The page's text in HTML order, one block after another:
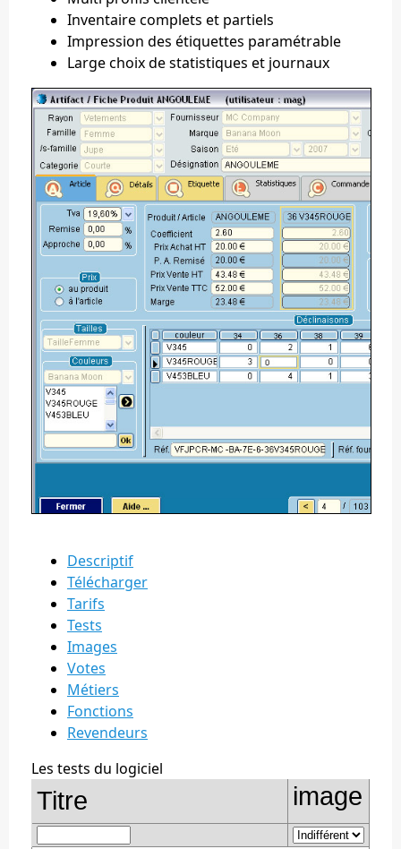
Inventaire complets et partiels
Impression des étiquettes paramétrable
Large choix de statistiques et journaux
Descriptif
Télécharger
Tarifs
Tests
Images
Votes
Métiers
Fonctions
Revendeurs
Les tests du logiciel
Titre image